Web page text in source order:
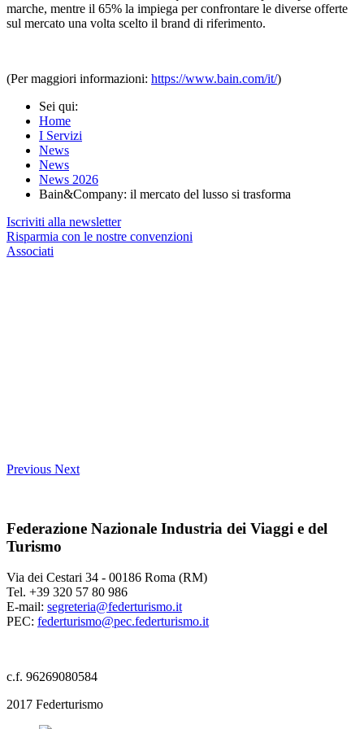
marche, mentre il 65% la impiega per confrontare le diverse offerte
sul mercato una volta scelto il brand di riferimento.
(Per maggiori informazioni: https://www.bain.com/it/)
Sei qui:
Home
I Servizi
News
News
News 2026
Bain&Company: il mercato del lusso si trasforma
Iscriviti alla newsletter
Risparmia con le nostre convenzioni
Associati
Previous Next
Federazione Nazionale Industria dei Viaggi e del
Turismo
Via dei Cestari 34 - 00186 Roma (RM)
Tel. +39 320 57 80 986
E-mail: segreteria@federturismo.it
PEC: federturismo@pec.federturismo.it
c.f. 96269080584
2017 Federturismo